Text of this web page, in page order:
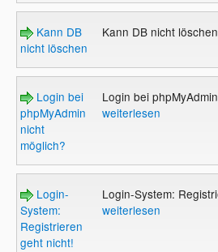
Kann DB
nicht löschen
Kann DB nicht löschen
Login bei
phpMyAdmin
nicht
möglich?
Login bei
weiterlesen
Login-
System:
Registrieren
geht nicht!
Login-System:
weiterlesen